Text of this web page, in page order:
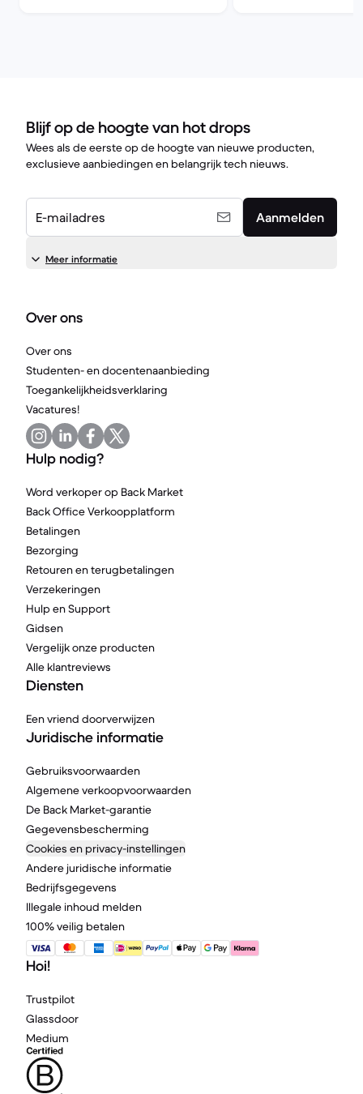
Blijf op de hoogte van hot drops
Wees als de eerste op de hoogte van nieuwe producten,
exclusieve aanbiedingen en belangrijk tech nieuws.
E-mailadres Aanmelden
Meer informatie
Over ons
Over ons
Studenten- en docentenaanbieding
Toegankelijkheidsverklaring
Vacatures!
Hulp nodig?
Word verkoper op Back Market
Back Office Verkoopplatform
Betalingen
Bezorging
Retouren en terugbetalingen
Verzekeringen
Hulp en Support
Gidsen
Vergelijk onze producten
Alle klantreviews
Diensten
Een vriend doorverwijzen
Juridische informatie
Gebruiksvoorwaarden
Algemene verkoopvoorwaarden
De Back Market-garantie
Gegevensbescherming
Cookies en privacy-instellingen
Andere juridische informatie
Bedrijfsgegevens
Illegale inhoud melden
100% veilig betalen
Hoi!
Trustpilot
Glassdoor
Medium